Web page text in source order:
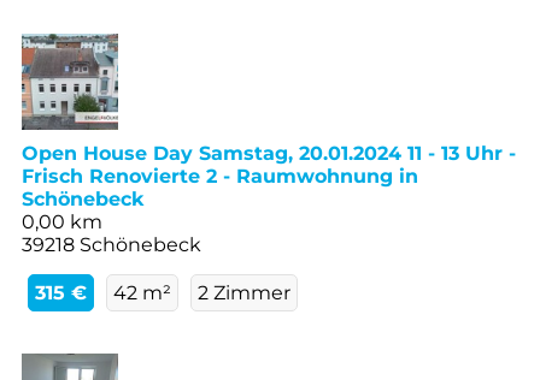
Open House Day Samstag, 20.01.2024 11 - 13 Uhr -
Frisch Renovierte 2 - Raumwohnung in
Schönebeck
0,00 km
39218 Schönebeck
315 € 42 m² 2 Zimmer